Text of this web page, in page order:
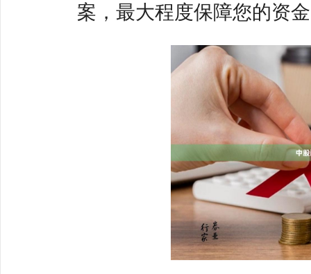
案，最大程度保障您的资